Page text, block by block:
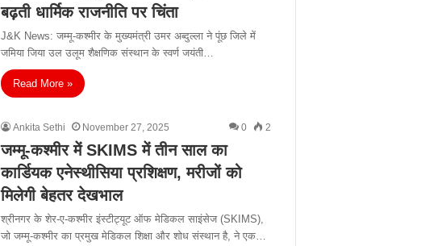
बढ़ती धार्मिक राजनीति पर चिंता
J&K News: जम्मू-कश्मीर के मुख्यमंत्री उमर अब्दुल्ला ने पूंछ जिले में
जमिया जिया उल उलूम शैक्षणिक संस्थान के स्वर्ण जयंती…
Read More »
Ankita Sethi November 27, 2025 0 2
जम्मू-कश्मीर में SKIMS में तीन साल का
कार्डियक एनेस्थीसिया प्रशिक्षण, मरीजों को
मिलेगी बेहतर देखभाल
श्रीनगर के शेर-ए-कश्मीर इंस्टीट्यूट ऑफ मेडिकल साइंसेज (SKIMS),
जो जम्मू-कश्मीर का प्रमुख मेडिकल शिक्षा और शोध संस्थान है, ने एक…